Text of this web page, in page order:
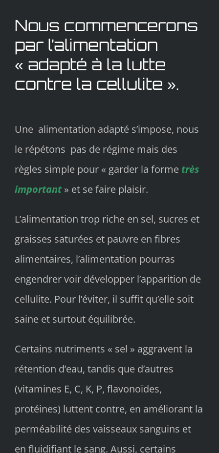
Nous commencerons
par l’alimentation
« adapté à la lutte
contre la cellulite ».
Une alimentation adapté s’impose, nous
le répétons pas de régime mais des
règles simple pour « garder la forme très
important» et se faire plaisir.
L’alimentation trop riche en sel, sucres et
graisses saturées et pauvre en fibres
alimentaires, l’alimentation pourras
engendrer voir développer l’apparition de
cellulite. Pour l’éviter, il suffit qu’elle soit
saine et surtout équilibrée.
Certains nutriments « sel » aggravent la
rétention d’eau, tandis que d’autres
(vitamines E, C, K, P, flavonoïdes,
protéines) luttent contre, en améliorant la
perméabilité des vaisseaux sanguins et
en fluidifiant le sang. Aussi, certains